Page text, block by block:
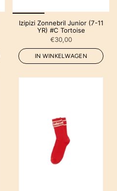
Izipizi Zonnebril Junior (7-11
YR) #C Tortoise
€30,00
IN WINKELWAGEN